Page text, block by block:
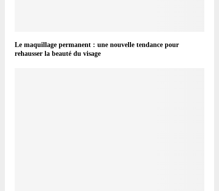
Le maquillage permanent : une nouvelle tendance pour
rehausser la beauté du visage